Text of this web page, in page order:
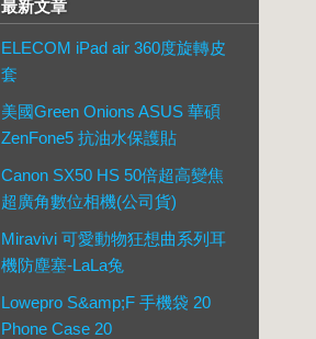
最新文章
ELECOM iPad air 360度旋轉皮
套
美國Green Onions ASUS 華碩
ZenFone5 抗油水保護貼
Canon SX50 HS 50倍超高變焦
超廣角數位相機(公司貨)
Miravivi 可愛動物狂想曲系列耳
機防塵塞-LaLa兔
Lowepro S&amp;F 手機袋 20
Phone Case 20